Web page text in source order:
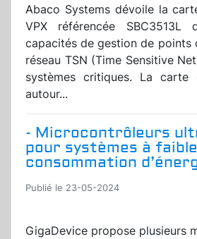
Abaco Systems dévoile la
VPX référencée
capacités de gestion de points
réseau TSN (Time Sensitive
systèmes critiques. La carte
autour...
- Microcontrôleurs
pour systèmes à faible
consommation
Publié le 23-05-2024
GigaDevice propose plusieurs